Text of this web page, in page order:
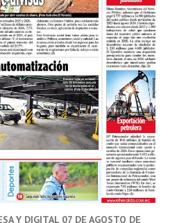
Y DIGITAL 07 DE AGOSTO DE